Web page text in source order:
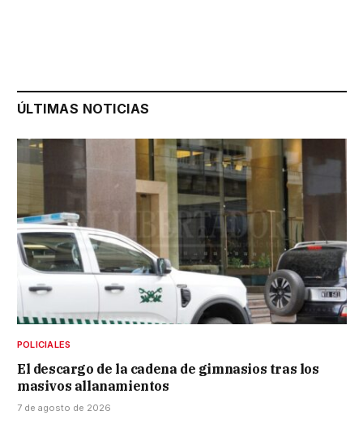
ÚLTIMAS NOTICIAS
POLICIALES
El descargo de la cadena de gimnasios tras los
masivos allanamientos
7 de agosto de 2026